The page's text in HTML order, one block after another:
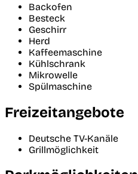
Backofen
Besteck
Geschirr
Herd
Kaffeemaschine
Kühlschrank
Mikrowelle
Spülmaschine
Freizeitangebote
Deutsche TV-Kanäle
Grillmöglichkeit